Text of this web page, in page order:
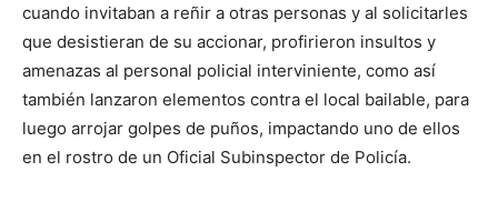
cuando invitaban a reñir a otras personas y al solicitarles
que desistieran de su accionar, profirieron insultos y
amenazas al personal policial interviniente, como así
también lanzaron elementos contra el local bailable, para
luego arrojar golpes de puños, impactando uno de ellos
en el rostro de un Oficial Subinspector de Policía.